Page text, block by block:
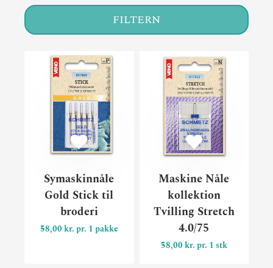
FILTERN
Symaskinnåle
Gold Stick til
broderi
58,00 kr. pr. 1 pakke
Symaskinnåle Gold Stick
Maskine Nåle
kollektion
Tvilling Stretch
4.0/75
58,00 kr. pr. 1 stk